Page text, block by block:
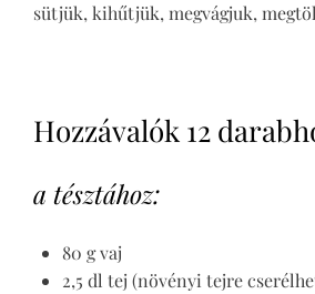
sütjük, kihűtjük, megvágjuk,
Hozzávalók 12
a tésztához:
80 g vaj
2,5 dl tej (növényi tejre